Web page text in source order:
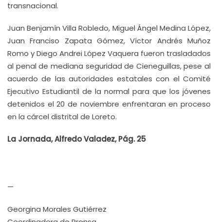
transnacional.
Juan Benjamín Villa Robledo, Miguel Ángel Medina López,
Juan Franciso Zapata Gómez, Víctor Andrés Muñoz
Romo y Diego Andrei López Vaquera fueron trasladados
al penal de mediana seguridad de Cieneguillas, pese al
acuerdo de las autoridades estatales con el Comité
Ejecutivo Estudiantil de la normal para que los jóvenes
detenidos el 20 de noviembre enfrentaran en proceso
en la cárcel distrital de Loreto.
La Jornada, Alfredo Valadez, Pág. 25
—
Georgina Morales Gutiérrez